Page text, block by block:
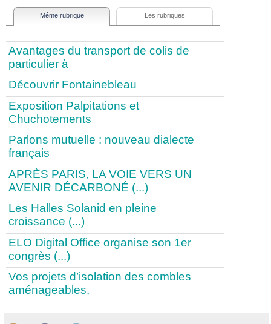
Même rubrique Les rubriques
Avantages du transport de colis de
particulier à
Découvrir Fontainebleau
Exposition Palpitations et
Chuchotements
Parlons mutuelle : nouveau dialecte
français
APRÈS PARIS, LA VOIE VERS UN
AVENIR DÉCARBONÉ (...)
Les Halles Solanid en pleine
croissance (...)
ELO Digital Office organise son 1er
congrès (...)
Vos projets d’isolation des combles
aménageables,